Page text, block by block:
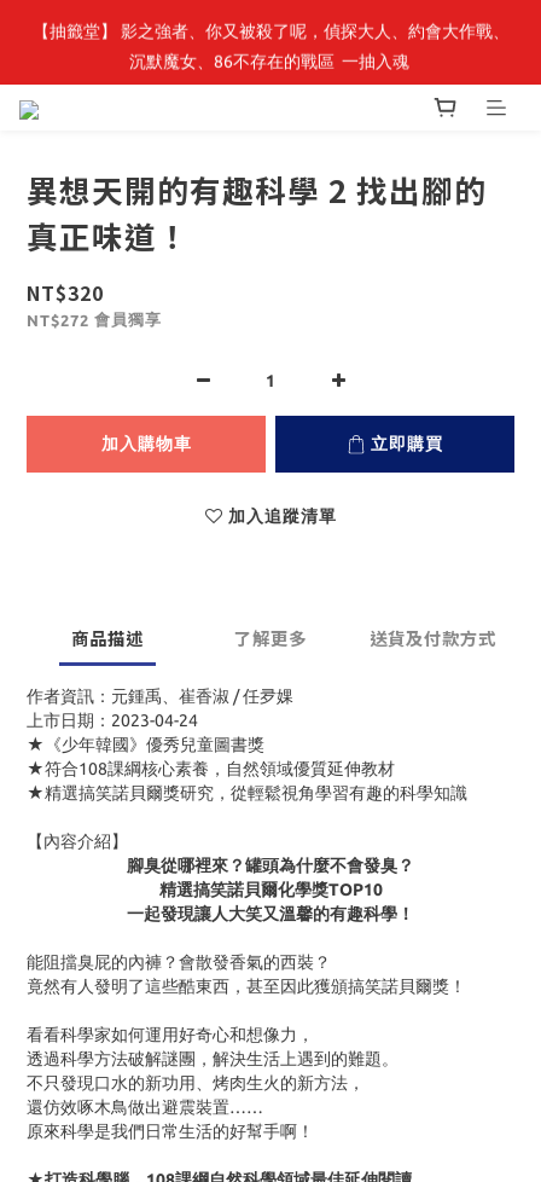
最新開賣🔥「全知讀者視角」 周邊商品
【抽籤堂】 影之強者、你又被殺了呢，偵探大人、約會大作戰、
沉默魔女、86不存在的戰區  一抽入魂
異想天開的有趣科學 2 找出腳的
真正味道！
NT$320
NT$272 會員獨享
加入購物車 立即購買
加入追蹤清單
商品描述 了解更多 送貨及付款方式
作者資訊：元鍾禹、崔香淑 / 任夛婐
上市日期：2023-04-24
★《少年韓國》優秀兒童圖書獎
★符合108課綱核心素養，自然領域優質延伸教材
★精選搞笑諾貝爾獎研究，從輕鬆視角學習有趣的科學知識
【內容介紹】
腳臭從哪裡來？罐頭為什麼不會發臭？
精選搞笑諾貝爾化學獎TOP10
一起發現讓人大笑又溫馨的有趣科學！
能阻擋臭屁的內褲？會散發香氣的西裝？
竟然有人發明了這些酷東西，甚至因此獲頒搞笑諾貝爾獎！
看看科學家如何運用好奇心和想像力，
透過科學方法破解謎團，解決生活上遇到的難題。
不只發現口水的新功用、烤肉生火的新方法，
還仿效啄木鳥做出避震裝置……
原來科學是我們日常生活的好幫手啊！